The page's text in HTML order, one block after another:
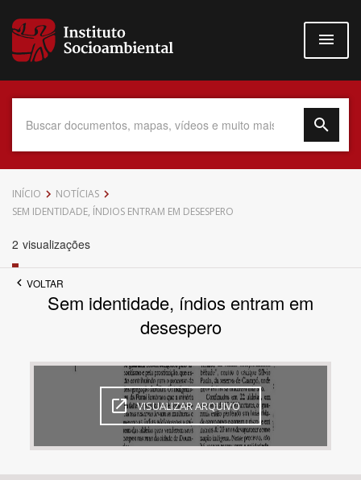
para
conteúdo
Data do Documento
Até
INÍCIO
NOTÍCIAS
SEM IDENTIDADE, ÍNDIOS ENTRAM EM DESESPERO
2 visualizações
VOLTAR
Sem identidade, índios entram em
desespero
VISUALIZAR ARQUIVO